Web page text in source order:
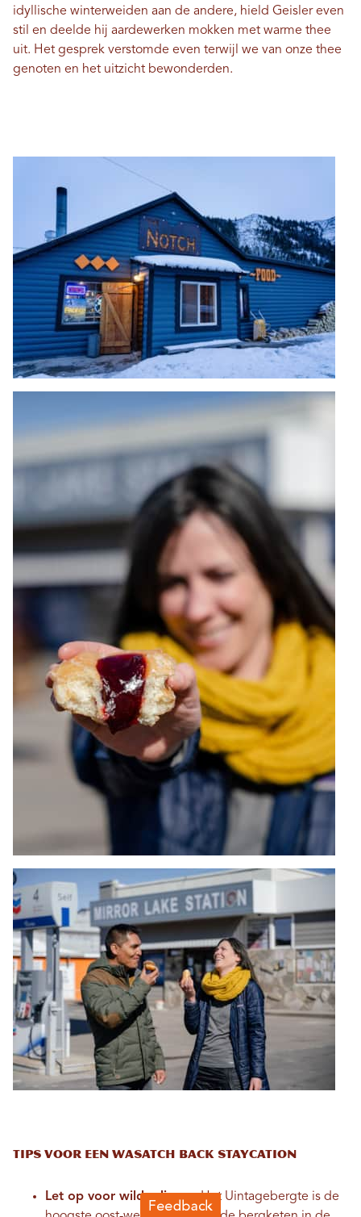
idyllische winterweiden aan de andere, hield Geisler even
stil en deelde hij aardewerken mokken met warme thee
uit. Het gesprek verstomde even terwijl we van onze thee
genoten en het uitzicht bewonderden.
Tips voor een Wasatch Back Staycation
Let op voor wilde dieren:Het Uintagebergte is de